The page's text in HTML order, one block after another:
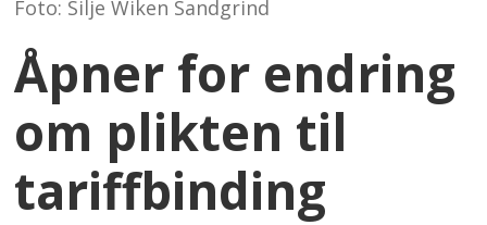
Foto: Silje Wiken Sandgrind
Åpner for endring
om plikten til
tariffbinding